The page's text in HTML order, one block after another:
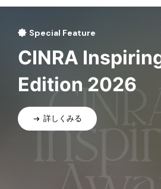
Special Feature
CINRA
Edition 2026
詳しくみる